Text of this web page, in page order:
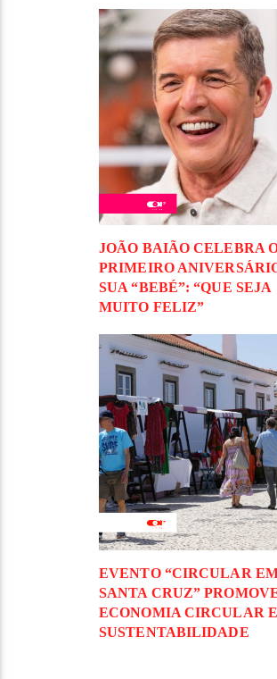
JOÃO BAIÃO CELEBRA
PRIMEIRO
SUA “BEBÉ”: “QUE SEJA
MUITO FELIZ”
EVENTO “CIRCULAR
SANTA CRUZ”
ECONOMIA CIRCULAR
SUSTENTABILIDADE